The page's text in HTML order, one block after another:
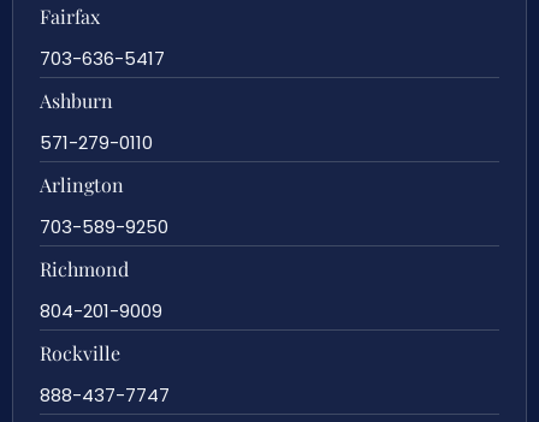
Fairfax
703-636-5417
Ashburn
571-279-0110
Arlington
703-589-9250
Richmond
804-201-9009
Rockville
888-437-7747